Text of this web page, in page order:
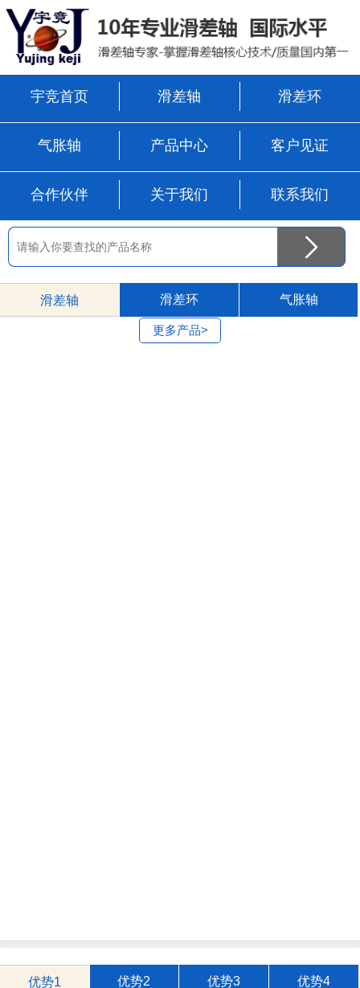
宇竞首页 滑差轴 滑差环
气胀轴 产品中心 客户见证
合作伙伴 关于我们 联系我们
滑差轴 滑差环 气胀轴
更多产品>
优势1 优势2 优势3 优势4